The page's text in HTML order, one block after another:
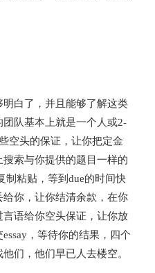
白了，并且能够了解这类
队基本上就是一个人或2-
空头的保证，让你把定金
索与你提供的题目一样的
制粘贴，等到due的时间快
你，让你结清余款，在你
语给你空头保证，让你放
，等待你的结果，四个
们，他们早已人去楼空。